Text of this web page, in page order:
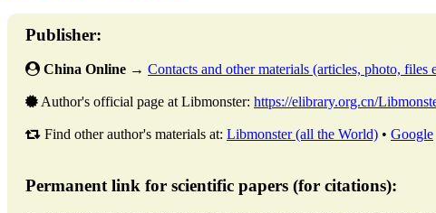
Publisher:
China Online → Contacts and other materials (articles, photo, files
Author's official page at Libmonster: https://elibrary.org.cn/
Find other author's materials at: Libmonster (all the World) • Google
Permanent link for scientific papers (for citations):